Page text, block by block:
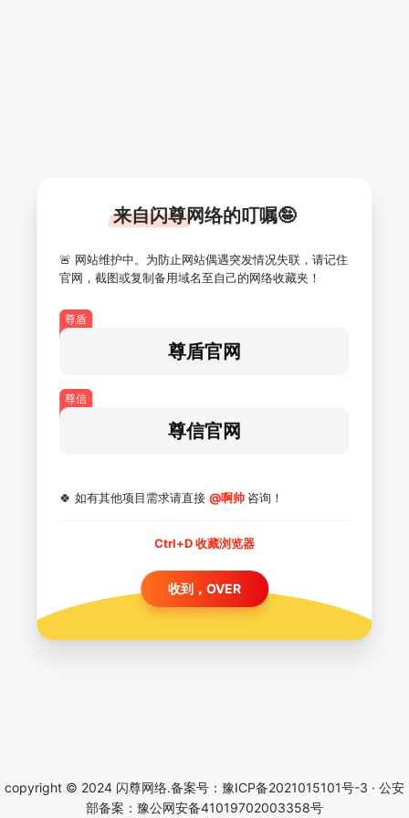
来自闪尊网络的叮嘱🤪
🚨 网站维护中。为防止网站偶遇突发情况失联，请记住
官网，截图或复制备用域名至自己的网络收藏夹！
尊盾
尊盾官网
尊信
尊信官网
🍀 如有其他项目需求请直接@啊帅 咨询！
Ctrl+D 收藏浏览器
收到，OVER
copyright © 2024 闪尊网络.备案号： 豫ICP备2021015101号-3 · 公安
部备案：豫公网安备41019702003358号